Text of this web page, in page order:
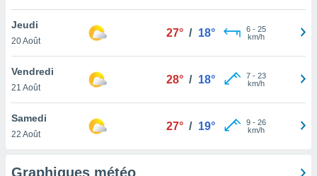
que
et que
Jeudi
20 Août
27° / 18° 6- 25
km/h
Vendredi
21 Août
28° / 18° 7- 23
km/h
Samedi
22 Août
27° / 19° 9- 26
km/h
Graphiques météo